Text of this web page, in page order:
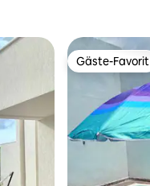
Gäste-Favorit
Gäste-Favorit